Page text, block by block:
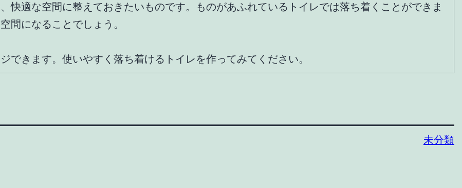
快適な空間に整えておきたいものです。ものがあふれているトイレでは落ち着くことができま
間になることでしょう。
できます。使いやすく落ち着けるトイレを作ってみてください。
未分類